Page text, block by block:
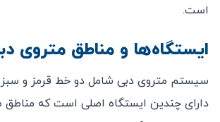
است.
ایستگاه‌ها و مناطق متروی
سیستم متروی دبی شامل دو خط قرمز و
دارای چندین ایستگاه اصلی است که مناطق